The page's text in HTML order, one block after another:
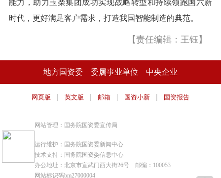
能力，助力玉柴集团成功实现战略转型和持续领跑国六新
时代，更好满足客户需求，打造我国智能制造的典范。
【责任编辑：王钰】
地方国资委 委属事业单位 中央企业
网页版 | 英文版 | 邮箱 | 国资小新 | 国资报告
网站管理：国务院国资委宣传局
运行维护：国务院国资委新闻中心
技术支持：国务院国资委信息中心
办公地址：北京市宣武门西大街26号 邮编：100053
网站标识码bm27000004